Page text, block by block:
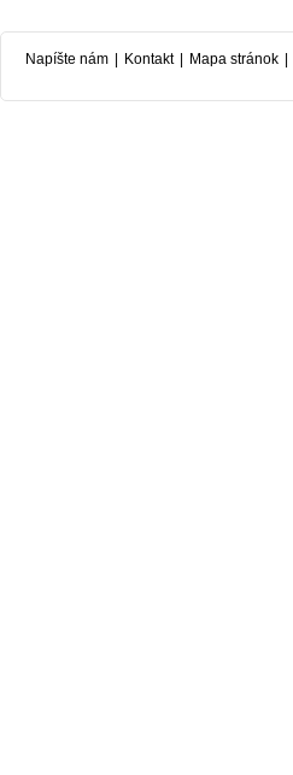
Napíšte nám Kontakt Mapa stránok